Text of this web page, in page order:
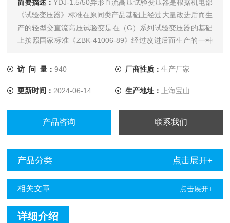
简要描述：YDJ-1.5/50异形直流高压试验变压器是根据机电部
《试验变压器》标准在原同类产品基础上经过大量改进后而生
产的轻型交直流高压试验变是在（G）系列试验变压器的基础
上按照国家标准《ZBK-41006-89》经过改进后而生产的一种
访 问 量： 940 厂商性质： 生产厂家
更新时间： 2024-06-14 生产地址： 上海宝山
产品咨询 联系我们
产品分类 点击展开+
相关文章 点击展开+
详细介绍